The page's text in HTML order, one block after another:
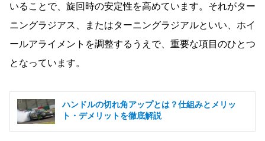
いることで、旋回時の安定性を高めています。それがター
ニングラジアス、またはターニングラジアルといい、ホイ
ールアライメントを調整するうえで、重要な項目のひとつ
となっています。
ハンドルの切れ角アップとは？仕組みとメリッ
ト・デメリットを徹底解説